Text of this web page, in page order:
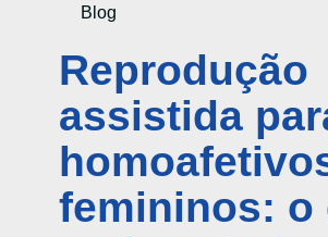
Blog
Reprodução
assistida
femininos: o